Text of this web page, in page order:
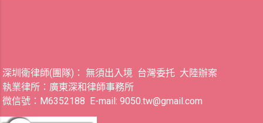
深圳衛律師(團隊)： 無須出入境 台灣委托 大陸辦案
執業律所：廣東深和律師事務所
微信號：M6352188 E-mail: 9050.tw@gmail.com